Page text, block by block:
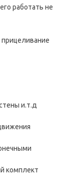
работать не
и.т.д
комплект